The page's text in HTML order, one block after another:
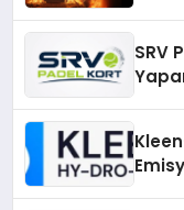
SRV